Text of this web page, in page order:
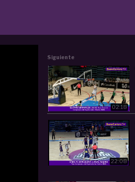
Siguiente
02:18
22:08